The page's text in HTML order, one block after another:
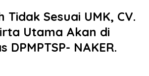
Tidak Sesuai UMK, CV.
Utama Akan di
DPMPTSP- NAKER.